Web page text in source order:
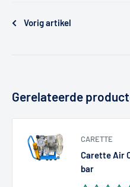
Vorig artikel
Gerelateerde
CARETTE
Carette Air
bar